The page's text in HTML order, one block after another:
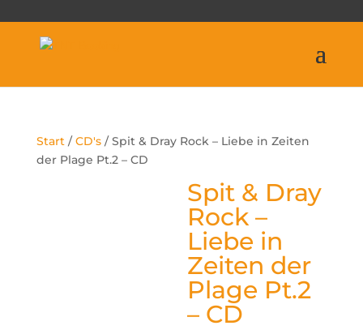
Start/CD's/ Spit & Dray Rock – Liebe in Zeiten
der Plage Pt.2 – CD
Spit & Dray
Rock –
Liebe in
Zeiten der
Plage Pt.2
– CD